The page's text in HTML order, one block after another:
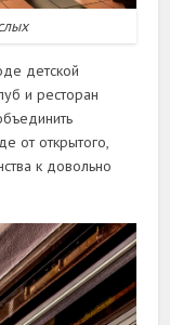
детской
и ресторан
от открытого,
к довольно